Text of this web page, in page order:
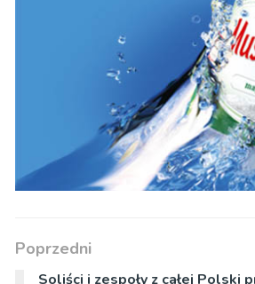
Poprzedni
Soliści i zespoły z całej Polski